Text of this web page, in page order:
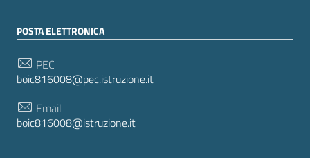
POSTA ELETTRONICA
PEC
boic816008@pec.istruzione.it
Email
boic816008@istruzione.it